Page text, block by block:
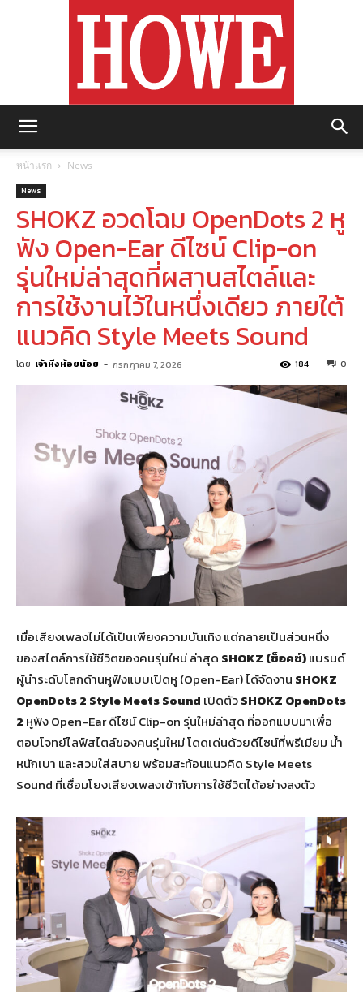
หน้าแรก News
News
SHOKZ อวดโฉม OpenDots 2 หู
ฟัง Open-Ear ดีไซน์ Clip-on
รุ่นใหม่ล่าสุดที่ผสานสไตล์และ
การใช้งานไว้ในหนึ่งเดียว ภายใต้
แนวคิด Style Meets Sound
โดย เจ้าหิ่งห้อยน้อย - กรกฎาคม 7, 2026 0
184
เมื่อเสียงเพลงไม่ได้เป็นเพียงความบันเทิง แต่กลายเป็นส่วนหนึ่ง
ของสไตล์การใช้ชีวิตของคนรุ่นใหม่ ล่าสุด SHOKZ (ช็อคซ์)แบรนด์
ผู้นำระดับโลกด้านหูฟังแบบเปิดหู (Open-Ear) ได้จัดงาน SHOKZ
OpenDots 2 Style Meets Sound เปิดตัวSHOKZ OpenDots
2 หูฟัง Open-Ear ดีไซน์ Clip-on รุ่นใหม่ล่าสุด ที่ออกแบบมาเพื่อ
ตอบโจทย์ไลฟ์สไตล์ของคนรุ่นใหม่ โดดเด่นด้วยดีไซน์ที่พรีเมียม น้ำ
หนักเบา และสวมใส่สบาย พร้อมสะท้อนแนวคิด Style Meets
Sound ที่เชื่อมโยงเสียงเพลงเข้ากับการใช้ชีวิตได้อย่างลงตัว